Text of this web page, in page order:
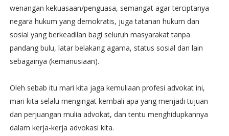
wenangan kekuasaan/penguasa, semangat agar terciptanya
negara hukum yang demokratis, juga tatanan hukum dan
sosial yang berkeadilan bagi seluruh masyarakat tanpa
pandang bulu, latar belakang agama, status sosial dan lain
sebagainya (kemanusiaan).
Oleh sebab itu mari kita jaga kemuliaan profesi advokat ini,
mari kita selalu mengingat kembali apa yang menjadi tujuan
dan perjuangan mulia advokat, dan tentu menghidupkannya
dalam kerja-kerja advokasi kita.